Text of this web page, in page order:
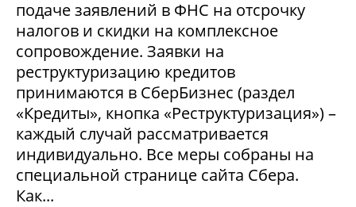
подаче заявлений в ФНС на отсрочку
налогов и скидки на комплексное
сопровождение. Заявки на
реструктуризацию кредитов
принимаются в СберБизнес (раздел
«Кредиты», кнопка «Реструктуризация») –
каждый случай рассматривается
индивидуально. Все меры собраны на
специальной странице сайта Сбера.
Как...